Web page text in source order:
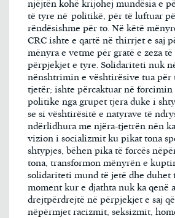
njëjtën kohë krijohej mundësia e
të tyre në politikë, për të luftuar
rëndësishme për to. Në këtë
CRC ishte e qartë në thirrjet e saj
mënyra e vetme për gratë e zeza
përpjekjet e tyre. Solidariteti nuk
nënshtrimin e vështirësive tua për
tjetër; ishte përcaktuar në forcimin
politike nga grupet tjera duke i
se si vështirësitë e natyrave të
ndërlidhura me njëra-tjetrën nën
vizion i socializmit ku pikat tona
shtypjes, bëhen pika të forcës
tona, transformon mënyrën e
solidariteti mund të jetë dhe duhet
moment kur e djathta nuk ka qenë
drejtpërdrejtë në përpjekjet e saj
nëpërmjet racizmit, seksizmit,